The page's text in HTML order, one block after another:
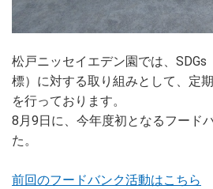
松戸ニッセイエデン園では、SDGs
標）に対する取り組みとして、定
を行っております。
8月9日に、今年度初となるフード
た。
前回のフードバンク活動はこちら